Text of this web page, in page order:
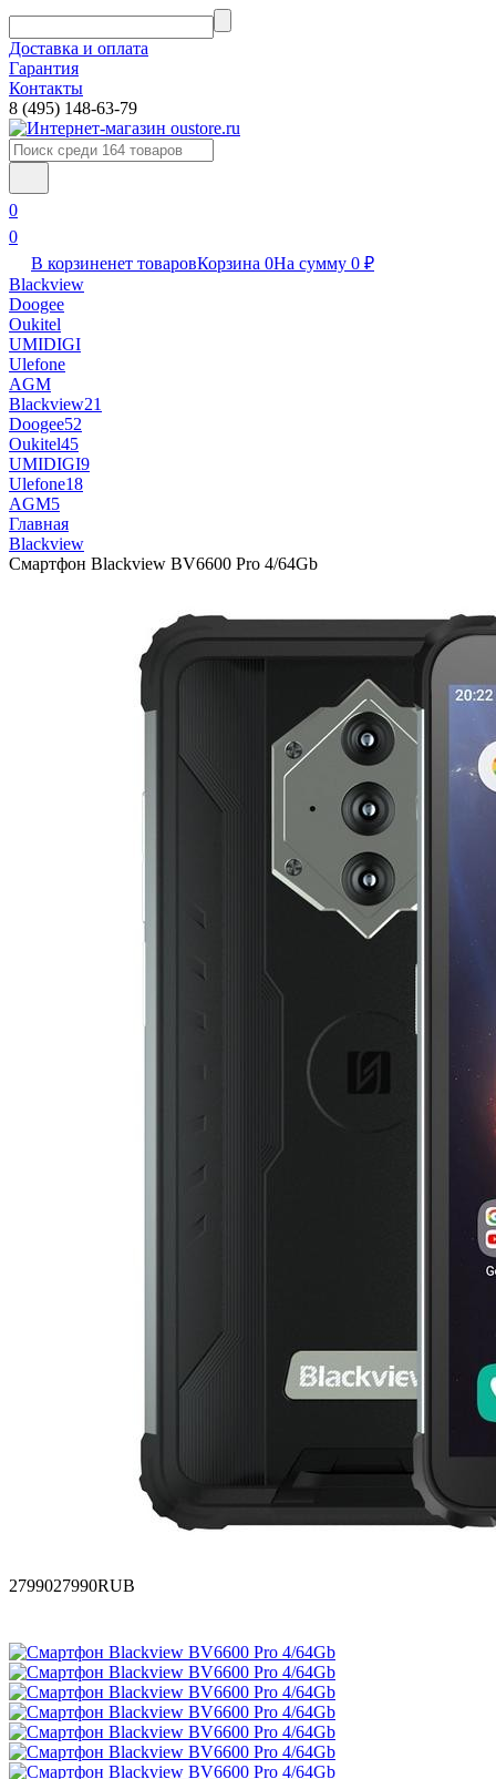
Доставка и оплата
Гарантия
Контакты​
8 (495) 148-63-79
0
0
В корзиненет товаровКорзина 0На сумму 0 ₽
Blackview
Doogee
Oukitel
UMIDIGI
Ulefone
AGM
Blackview21
Doogee52
Oukitel45
UMIDIGI9
Ulefone18
AGM5
Главная
Blackview
Смартфон Blackview BV6600 Pro 4/64Gb
2799027990RUB